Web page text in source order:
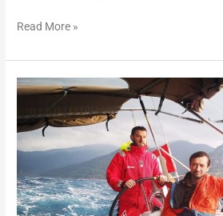
Read More »
Мастер-
по
швартовкам
в
Турции,
2-
12